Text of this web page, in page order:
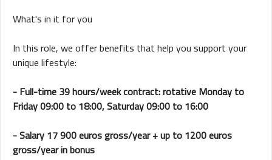
What's in it for you
In this role, we offer benefits that help you support your
unique lifestyle:
- Full-time 39 hours/week contract: rotative Monday to
Friday 09:00 to 18:00, Saturday 09:00 to 16:00
- Salary 17 900 euros gross/year + up to 1200 euros
gross/year in bonus